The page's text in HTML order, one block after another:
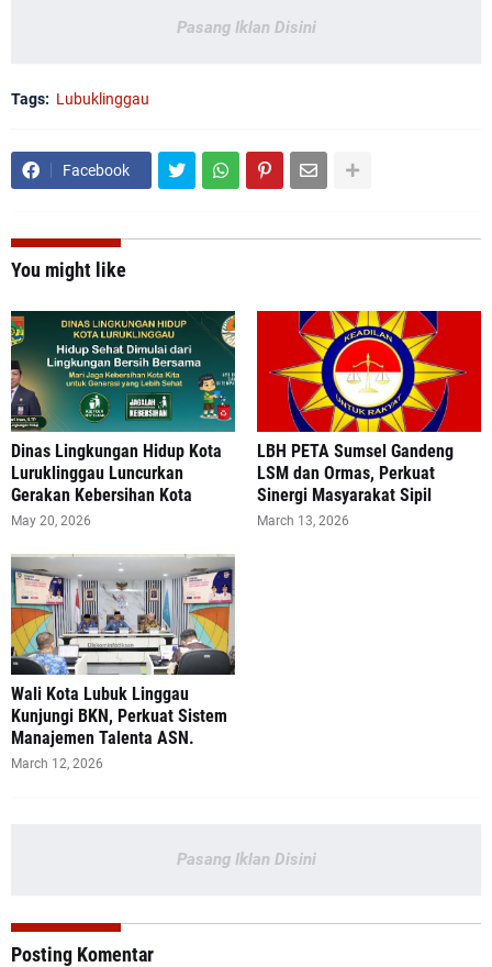
Pasang Iklan Disini
Tags: Lubuklinggau
Facebook
You might like
Dinas Lingkungan Hidup Kota
Luruklinggau Luncurkan
Gerakan Kebersihan Kota
May 20, 2026
LBH PETA Sumsel Gandeng
LSM dan Ormas, Perkuat
Sinergi Masyarakat Sipil
March 13, 2026
Wali Kota Lubuk Linggau
Kunjungi BKN, Perkuat Sistem
Manajemen Talenta ASN.
March 12, 2026
Pasang Iklan Disini
Posting Komentar